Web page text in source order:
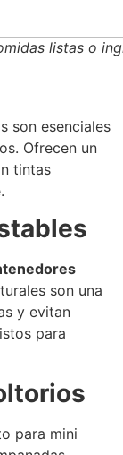
listas o
son esenciales
Ofrecen un
tintas
son una
y evitan
para
para mini